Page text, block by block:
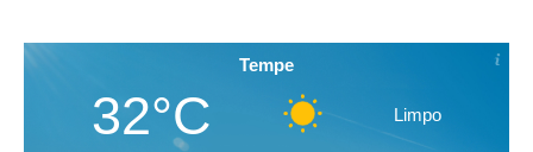
Tempe
32°C Limpo